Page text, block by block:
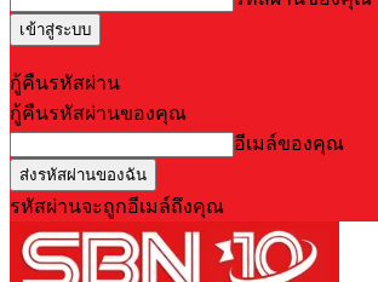
กู้คืนรหัสผ่าน
กู้คืนรหัสผ่านของคุณ
อีเมล์ของคุณ
รหัสผ่านจะถูกอีเมล์ถึงคุณ